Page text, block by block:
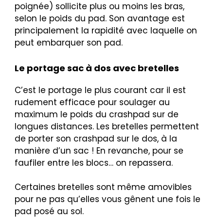
poignée) sollicite plus ou moins les bras,
selon le poids du pad. Son avantage est
principalement la rapidité avec laquelle on
peut embarquer son pad.
Le portage sac à dos avec bretelles
C’est le portage le plus courant car il est
rudement efficace pour soulager au
maximum le poids du crashpad sur de
longues distances. Les bretelles permettent
de porter son crashpad sur le dos, à la
manière d’un sac ! En revanche, pour se
faufiler entre les blocs… on repassera.
Certaines bretelles sont même amovibles
pour ne pas qu’elles vous gênent une fois le
pad posé au sol.